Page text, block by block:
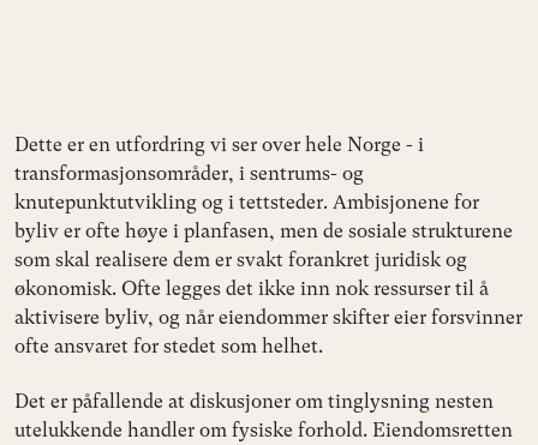
Dette er en utfordring vi ser over hele Norge - i
transformasjonsområder, i sentrums- og
knutepunktutvikling og i tettsteder. Ambisjonene for
byliv er ofte høye i planfasen, men de sosiale strukturene
som skal realisere dem er svakt forankret juridisk og
økonomisk. Ofte legges det ikke inn nok ressurser til å
aktivisere byliv, og når eiendommer skifter eier forsvinner
ofte ansvaret for stedet som helhet.
Det er påfallende at diskusjoner om tinglysning nesten
utelukkende handler om fysiske forhold. Eiendomsretten